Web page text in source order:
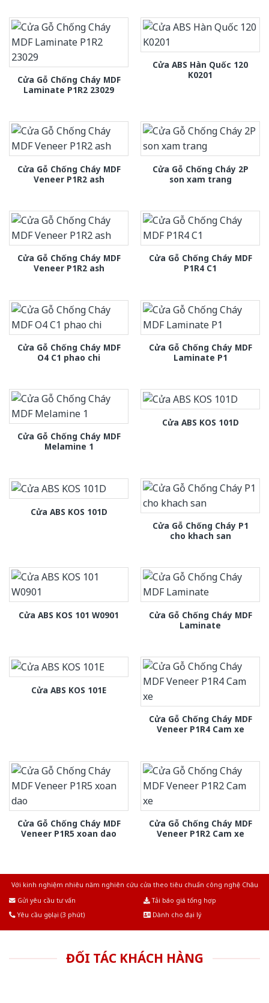
Cửa Gỗ Chống Cháy MDF
Laminate P1R2 23029
Cửa ABS Hàn Quốc 120
K0201
Cửa Gỗ Chống Cháy MDF
Veneer P1R2 ash
Cửa Gỗ Chống Cháy 2P
son xam trang
Cửa Gỗ Chống Cháy MDF
Veneer P1R2 ash
Cửa Gỗ Chống Cháy MDF
P1R4 C1
Cửa Gỗ Chống Cháy MDF
O4 C1 phao chi
Cửa Gỗ Chống Cháy MDF
Laminate P1
Cửa Gỗ Chống Cháy MDF
Melamine 1
Cửa ABS KOS 101D
Cửa ABS KOS 101D
Cửa Gỗ Chống Cháy P1
cho khach san
Cửa ABS KOS 101 W0901
Cửa Gỗ Chống Cháy MDF
Laminate
Cửa ABS KOS 101E
Cửa Gỗ Chống Cháy MDF
Veneer P1R4 Cam xe
Cửa Gỗ Chống Cháy MDF
Veneer P1R5 xoan dao
Cửa Gỗ Chống Cháy MDF
Veneer P1R2 Cam xe
Với kinh nghiệm nhiêu năm nghiên cứu cửa theo tiêu chuẩn công nghệ Châu
Gửi yêu cầu tư vấn
Tải báo giá tổng hợp
Yêu cầu gọi lại (3 phút)
Dành cho đại lý
ĐỐI TÁC KHÁCH HÀNG